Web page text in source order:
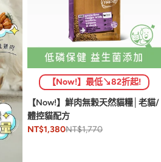
【Now!】最低↘82折起!
【Now!】鮮肉無穀天然貓糧│老貓/
體控貓配方
NT$1,380NT$1,770